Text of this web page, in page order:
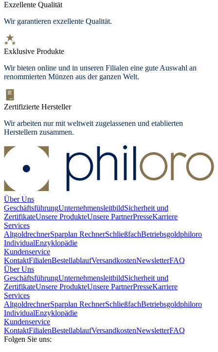
Exzellente Qualität
Wir garantieren exzellente Qualität.
Exklusive Produkte
Wir bieten online und in unseren Filialen eine gute Auswahl an
renommierten Münzen aus der ganzen Welt.
Zertifizierte Hersteller
Wir arbeiten nur mit weltweit zugelassenen und etablierten
Herstellern zusammen.
Über Uns
GeschäftsführungUnternehmensleitbildSicherheit und
ZertifikateUnsere ProdukteUnsere PartnerPresseKarriere
Services
AltgoldrechnerSparplan RechnerSchließfachBetriebsgoldphiloro
IndividualEnzyklopädie
Kundenservice
KontaktFilialenBestellablaufVersandkostenNewsletterFAQ
Über Uns
GeschäftsführungUnternehmensleitbildSicherheit und
ZertifikateUnsere ProdukteUnsere PartnerPresseKarriere
Services
AltgoldrechnerSparplan RechnerSchließfachBetriebsgoldphiloro
IndividualEnzyklopädie
Kundenservice
KontaktFilialenBestellablaufVersandkostenNewsletterFAQ
Folgen Sie uns: